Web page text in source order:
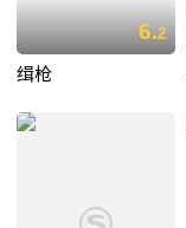
6.2
缉枪